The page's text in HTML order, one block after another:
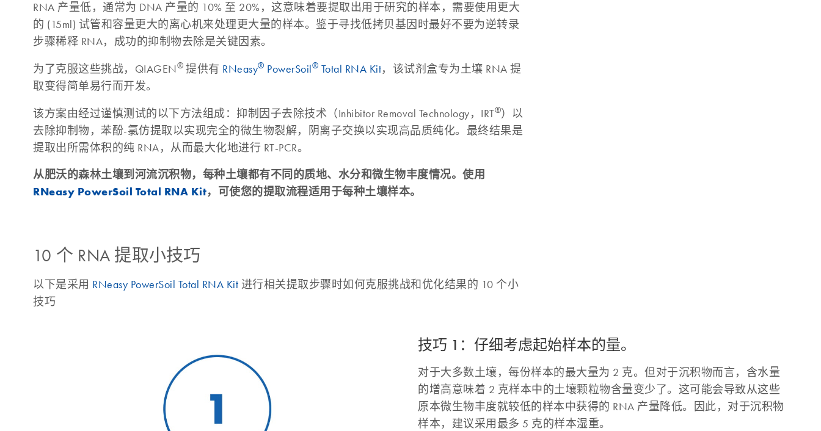
RNA 产量低，通常为 DNA 产量的 10% 至 20%，这意味着要提取出用于研究的样本，需要使用更大
的 (15ml) 试管和容量更大的离心机来处理更大量的样本。鉴于寻找低拷贝基因时最好不要为逆转录
步骤稀释 RNA，成功的抑制物去除是关键因素。
为了克服这些挑战，QIAGEN®提供有 RNeasy® PowerSoil® Total RNA Kit，该试剂盒专为土壤 RNA 提
取变得简单易行而开发。
该方案由经过谨慎测试的以下方法组成：抑制因子去除技术（Inhibitor Removal Technology，IRT®）以
去除抑制物，苯酚-氯仿提取以实现完全的微生物裂解，阴离子交换以实现高品质纯化。最终结果是
提取出所需体积的纯 RNA，从而最大化地进行 RT-PCR。
从肥沃的森林土壤到河流沉积物，每种土壤都有不同的质地、水分和微生物丰度情况。使用
RNeasy PowerSoil Total RNA Kit，可使您的提取流程适用于每种土壤样本。
10 个 RNA 提取小技巧
以下是采用 RNeasy PowerSoil Total RNA Kit 进行相关提取步骤时如何克服挑战和优化结果的 10 个小
技巧
技巧 1：仔细考虑起始样本的量。
对于大多数土壤，每份样本的最大量为 2 克。但对于沉积物而言，含水量
的增高意味着 2 克样本中的土壤颗粒物含量变少了。这可能会导致从这些
原本微生物丰度就较低的样本中获得的 RNA 产量降低。因此，对于沉积物
样本，建议采用最多 5 克的样本湿重。